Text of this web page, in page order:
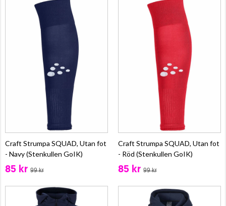
Craft Strumpa SQUAD, Utan fot
- Navy (Stenkullen GoIK)
85 kr 99 kr
Craft Strumpa SQUAD, Utan fot
- Röd (Stenkullen GoIK)
85 kr 99 kr